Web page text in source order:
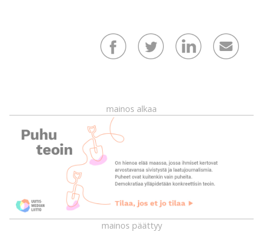
mainos alkaa
mainos päättyy